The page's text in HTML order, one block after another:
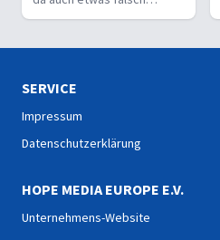
machen? Wie interpretiert
SERVICE
Impressum
Datenschutzerklärung
HOPE MEDIA EUROPE E.V.
Unternehmens-Website